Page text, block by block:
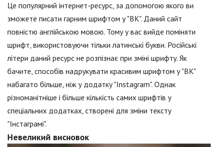
Це популярний інтернет-ресурс, за допомогою якого ви
зможете писати гарним шрифтом у "ВК". Даний сайт
повністю англійською мовою. Тому у вас вийде поміняти
шрифт, використовуючи тільки латинські букви. Російські
літери даний ресурс не розпізнає при зміні шрифту. Як
бачите, способів надрукувати красивим шрифтом у "ВК"
набагато більше, ніж у додатку "Instagram". Однак
різноманітніше і більше кількість самих шрифтів у
спеціальних додатках, створені для зміни тексту
"Інстаграмі".
Невеликий висновок